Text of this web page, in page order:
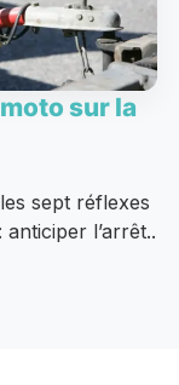
sur la
sept réflexes
l’arrêt..